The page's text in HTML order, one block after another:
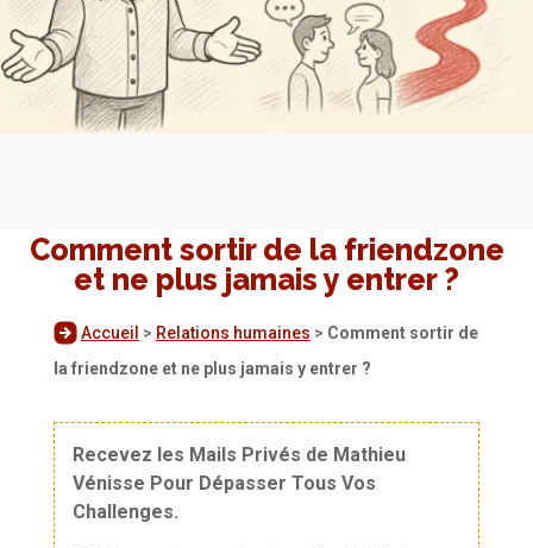
Comment sortir de la friendzone
et ne plus jamais y entrer ?
Accueil > Relations humaines > Comment sortir de
la friendzone et ne plus jamais y entrer ?
Recevez les Mails Privés de Mathieu
Vénisse Pour Dépasser Tous Vos
Challenges.